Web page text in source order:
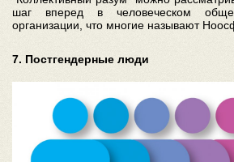
шаг вперед в человеческом
организации, что многие называют
7. Постгендерные люди